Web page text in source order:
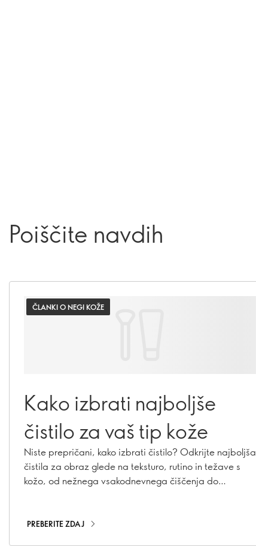
Poiščite navdih
ČLANKI O NEGI KOŽE
Kako izbrati najboljše
čistilo za vaš tip kože
Niste prepričani, kako izbrati čistilo? Odkrijte najboljša
čistila za obraz glede na teksturo, rutino in težave s
kožo, od nežnega vsakodnevnega čiščenja do
PREBERITE ZDAJ